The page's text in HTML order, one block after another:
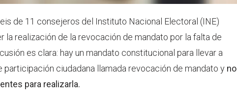
de 11 consejeros del Instituto Nacional Electoral (INE)
la realización de la revocación de mandato por la falta de
es clara: hay un mandato constitucional para llevar a
participación ciudadana llamada revocación de mandato y no
para realizarla.